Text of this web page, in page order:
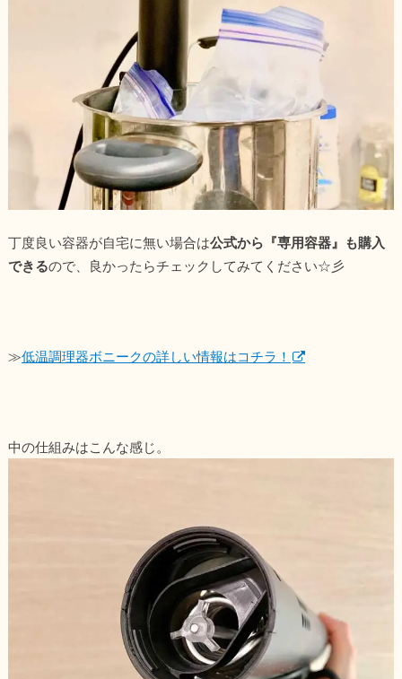
丁度良い容器が自宅に無い場合は公式から『専用容器』も購入
できるので、良かったらチェックしてみてください☆彡
≫低温調理器ボニークの詳しい情報はコチラ！
中の仕組みはこんな感じ。